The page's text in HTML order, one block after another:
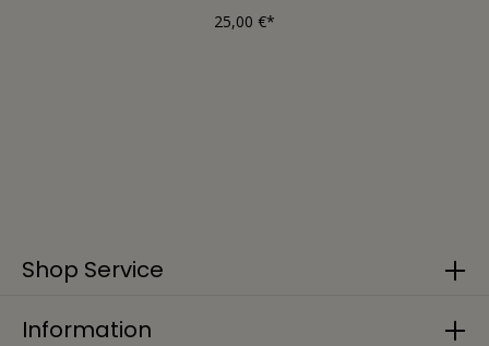
25,00 €*
Shop Service
Information